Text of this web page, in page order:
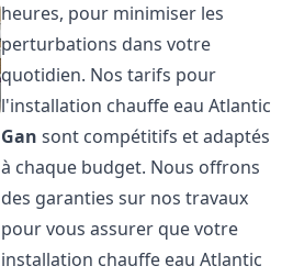
heures, pour minimiser les
perturbations dans votre
quotidien. Nos tarifs pour
l'installation chauffe eau Atlantic
Gan sont compétitifs et adaptés
à chaque budget. Nous offrons
des garanties sur nos travaux
pour vous assurer que votre
installation chauffe eau Atlantic